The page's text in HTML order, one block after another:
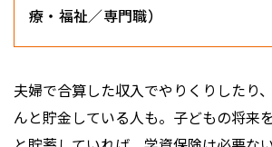
療・福祉／専門職）
夫婦で合算した収入でやりくりしたり
んと貯金している人も。子どもの将来